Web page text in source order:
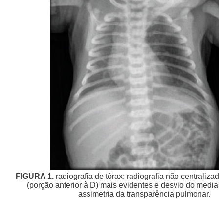
FIGURA 1. radiografia de tórax: radiografia não
(porção anterior à D) mais evidentes e desvio do
assimetria da transparência pulmonar.